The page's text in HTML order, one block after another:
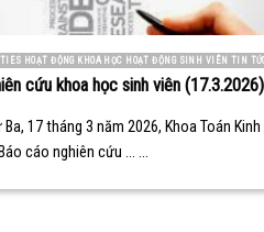
HOẠT ĐỘNG KHOA HỌC HOẠT ĐỘNG SINH VIÊN TIN
cứu khoa học sinh viên (17.3.2026)
17 tháng 3 năm 2026, Khoa Toán
cáo nghiên cứu ... ...